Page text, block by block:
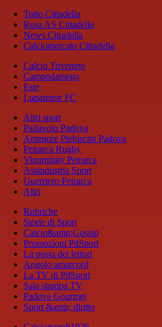
Tutto Cittadella
Rosa AS Cittadella
News Cittadella
Calciomercato Cittadella
Calcio Triveneto
Campodarsego
Este
Luparense FC
Altri sport
Pallavolo Padova
Antenore Plebiscito Padova
Petrarca Rugby
Vinumitaly Petrarca
Assindustria Sport
Guerriero Petrarca
Altri
Rubriche
Storie di Sport
Calcio&amp;Gossip
Promozioni PdSport
La posta dei lettori
Angolo amarcord
La TV di PdSport
Sala stampa TV
Padova Gourmet
Sport &amp; diritto